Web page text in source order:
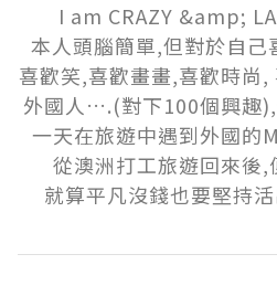
I am CRAZY &amp;
本人頭腦簡單,但對於自己
喜歡笑,喜歡畫畫,喜歡時尚
外國人….(對下100個興趣
一天在旅遊中遇到外國的
從澳洲打工旅遊回來後,
就算平凡沒錢也要堅持